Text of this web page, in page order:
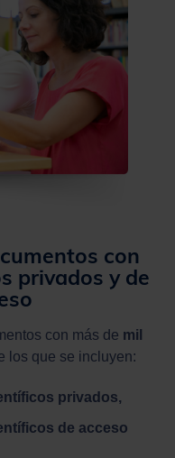
con
privados y de
con más de mil
los que se incluyen:
privados,
de acceso